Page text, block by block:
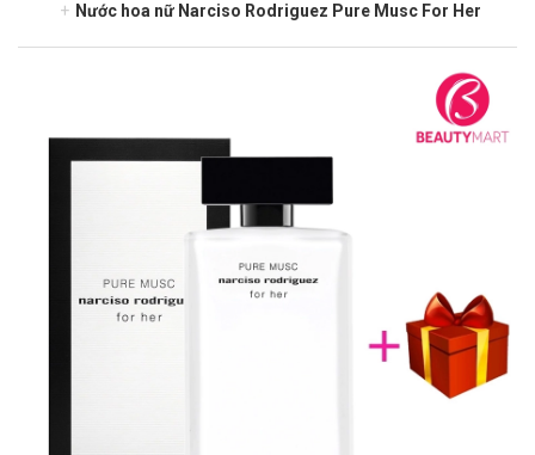
Nước hoa nữ Narciso Rodriguez Pure Musc For Her